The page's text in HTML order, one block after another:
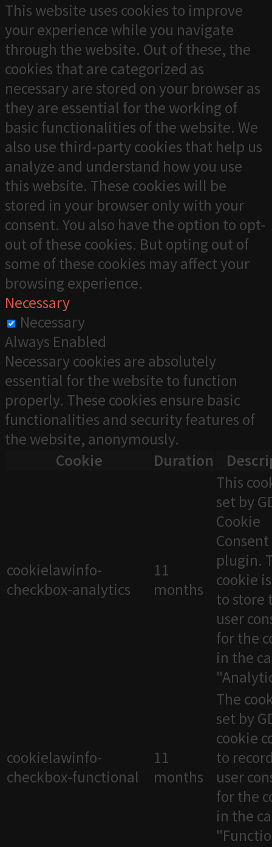
This website uses cookies to improve
your experience while you navigate
through the website. Out of these, the
cookies that are categorized as
necessary are stored on your browser as
they are essential for the working of
basic functionalities of the website. We
also use third-party cookies that help us
analyze and understand how you use
this website. These cookies will be
stored in your browser only with your
consent. You also have the option to opt-
out of these cookies. But opting out of
some of these cookies may affect your
browsing experience.
Necessary
Necessary
Always Enabled
Necessary cookies are absolutely
essential for the website to function
properly. These cookies ensure basic
functionalities and security features of
the website, anonymously.
Cookie
Duration
cookielawinfo-
checkbox-analytics
11
months
This
set by
Cookie
Consent
plugin.
cookie
to store
user
for the
in the
cookielawinfo-
checkbox-functional
11
months
The
set by
cookie
to
user
for the
in the